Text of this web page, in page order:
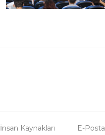
İnsan Kaynakları E-Posta